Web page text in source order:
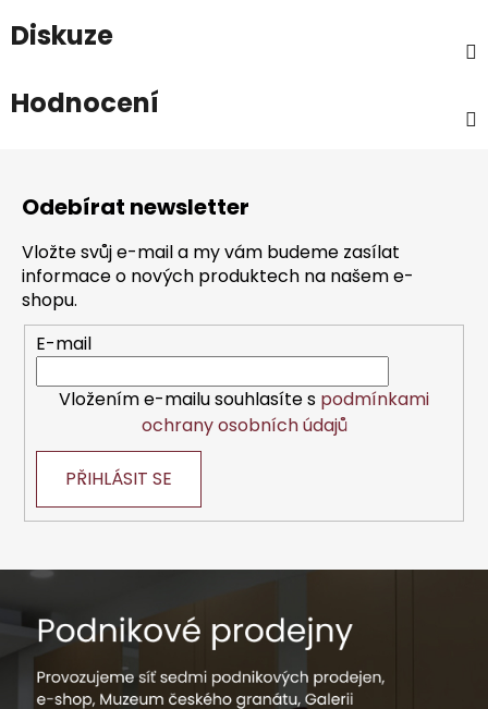
Diskuze
Hodnocení
Odebírat newsletter
Vložte svůj e-mail a my vám budeme zasílat
informace o nových produktech na našem e-
shopu.
E-mail
Vložením e-mailu souhlasíte s podmínkami
ochrany osobních údajů
PŘIHLÁSIT SE